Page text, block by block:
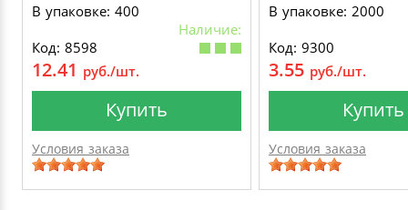
В упаковке: 400
Наличие:
Код: 8598
12.41 руб./шт.
Купить
Условия заказа
В упаковке: 2000
Код: 9300
3.55 руб./шт.
Купить
Условия заказа